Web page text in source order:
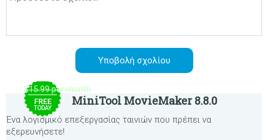
$15.99 per month
FREE
TODAY
MiniTool MovieMaker 8.8.0
Ένα λογισμικό επεξεργασίας ταινιών που πρέπει να
εξερευνήσετε!